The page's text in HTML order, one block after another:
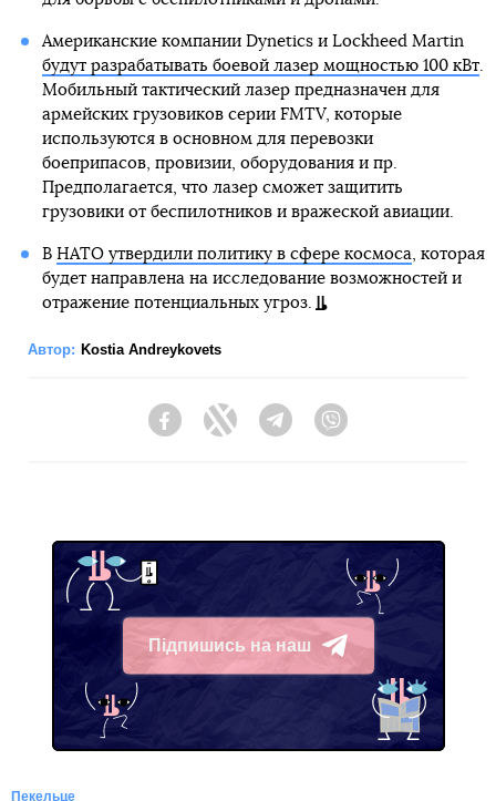
Американские компании Dynetics и Lockheed Martin
будут разрабатывать боевой лазер мощностью 100 кВт.
Мобильный тактический лазер предназначен для
армейских грузовиков серии FMTV, которые
используются в основном для перевозки
боеприпасов, провизии, оборудования и пр.
Предполагается, что лазер сможет защитить
грузовики от беспилотников и вражеской авиации.
В НАТО утвердили политику в сфере космоса, которая
будет направлена на исследование возможностей и
отражение потенциальных угроз.
Автор: Kostia Andreykovets
FacebookTwitter Telegram
Підпишись на наш
Telegram
Пекельце